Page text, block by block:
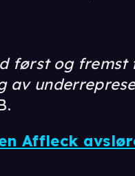
først og
av
Affleck